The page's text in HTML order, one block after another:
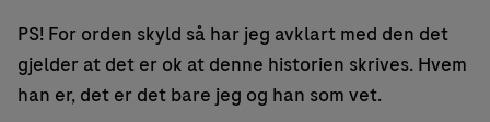
PS! For orden skyld så har jeg avklart med den det
gjelder at det er ok at denne historien skrives. Hvem
han er, det er det bare jeg og han som vet.